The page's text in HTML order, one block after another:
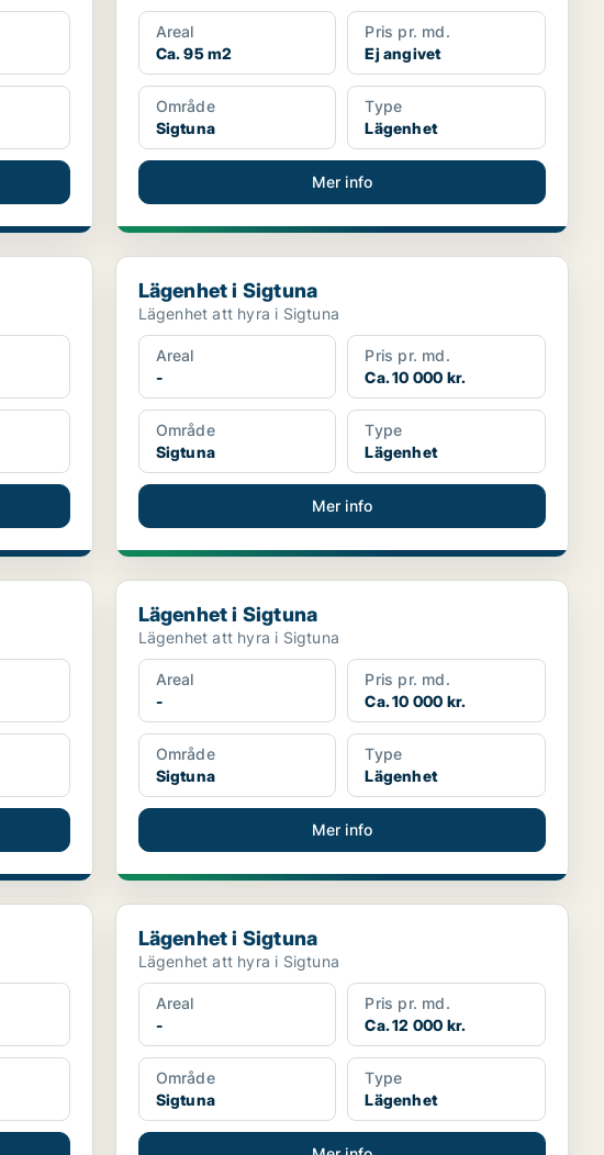
Areal
Ca. 95 m2
Pris pr. md.
Ej angivet
Område
Sigtuna
Type
Lägenhet
Mer info
Lägenhet i Sigtuna
Lägenhet i Sigtuna
Lägenhet att hyra i Sigtuna
Areal
-
Pris pr. md.
Ca. 10 000 kr.
Område
Sigtuna
Type
Lägenhet
Mer info
Lägenhet i Sigtuna
Lägenhet i Sigtuna
Lägenhet att hyra i Sigtuna
Areal
-
Pris pr. md.
Ca. 10 000 kr.
Område
Sigtuna
Type
Lägenhet
Mer info
Lägenhet i Sigtuna
Lägenhet i Sigtuna
Lägenhet att hyra i Sigtuna
Areal
-
Pris pr. md.
Ca. 12 000 kr.
Område
Sigtuna
Type
Lägenhet